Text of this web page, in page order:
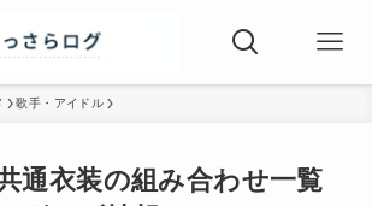
歌手・アイドル
通衣装の組み合わせ一覧